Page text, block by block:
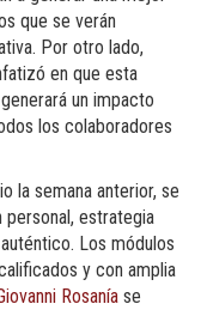
que se verán
Por otro lado,
en que esta
un impacto
los colaboradores
la semana anterior, se
personal, estrategia
Los módulos
y con amplia
Rosanía se